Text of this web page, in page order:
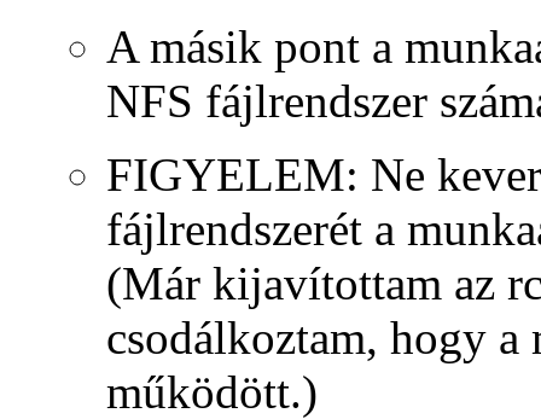
A másik pont a
NFS fájlrendszer
FIGYELEM: Ne
fájlrendszerét a
(Már kijavítottam az
csodálkoztam, hogy
működött.)